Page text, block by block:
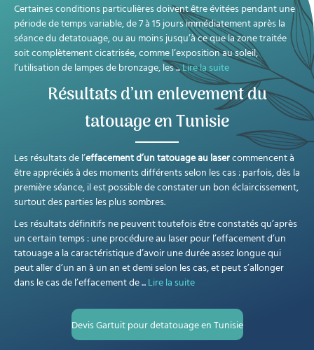
Certaines conditions particulières doivent être évitées pendant une
période de temps variable, de 7 à 15 jours immédiatement après la
séance du detatouage, ou au moins jusqu’à ce que la zone traitée
soit complètement cicatrisée, comme l’exposition au soleil,
l’utilisation de lampes de bronzage, les...Lire la suite
Résultats d’un enlevement du
tatouage en Tunisie
Les résultats de l’effacement d’un tatouage au lasercommencent à
être appréciés à des moments différents selon les cas : parfois, dès la
première séance, il est possible de constater un bon éclaircissement,
surtout des parties les plus sombres.
Les résultats définitifs ne peuvent toutefois être constatés qu’après
un certain temps : une procédure au laser pour l’effacement d’un
tatouage a la caractéristique d’avoir une durée assez longue qui
peut aller d’un an à un an et demi selon les cas, et peut s’allonger
dans le cas de l’effacement de...Lire la suite
Devis Gartuit pour detatouage en Tunisie